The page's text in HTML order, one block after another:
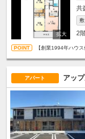
敷
2
【創業1994年ハウ
アパート アッ